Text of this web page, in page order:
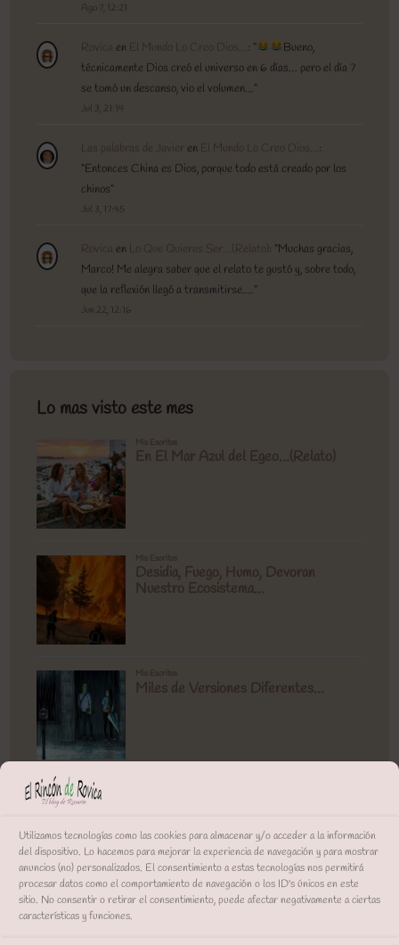
Utilizamos tecnologías como las cookies para almacenar y/o acceder a la información
del dispositivo. Lo hacemos para mejorar la experiencia de navegación y para mostrar
anuncios (no) personalizados. El consentimiento a estas tecnologías nos permitirá
procesar datos como el comportamiento de navegación o los ID's únicos en este
sitio. No consentir o retirar el consentimiento, puede afectar negativamente a ciertas
características y funciones.
Ago 7, 12:21
Rovica en El Mundo Lo Creo Dios… : “
Bueno,
técnicamente Dios creó el universo en 6 días… pero el día 7
se tomó un descanso, vio el volumen…”
Jul 3, 21:14
Las palabras de Javier en El Mundo Lo Creo Dios… :
“Entonces China es Dios, porque todo está creado por los
chinos”
Jul 3, 17:45
Rovica en Lo Que Quieres Ser…(Relato) : “Muchas gracias,
Marco! Me alegra saber que el relato te gustó y, sobre todo,
que la reflexión llegó a transmitirse.…”
Jun 22, 12:16
Lo mas visto este mes